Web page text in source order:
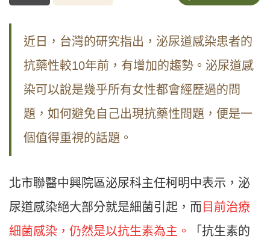
近日，台灣的研究指出，泌尿道感染患者的
抗藥性較10年前，有增加的趨勢。泌尿道感
染可以說是幾乎所有女性都會經歷過的問
題，如何避免自己出現抗藥性問題，便是一
個值得重視的話題。
北市聯醫中興院區泌尿科主任柯明中表示，泌
尿道感染絕大部分就是細菌引起，而 目前治療
細菌感染，仍然是以抗生素為主。
「抗生素的